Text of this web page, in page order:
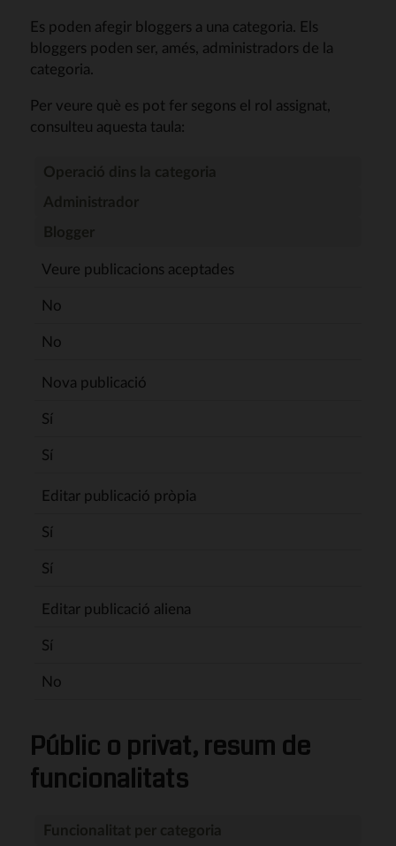
Es poden afegir bloggers a una categoria. Els
bloggers poden ser, amés, administradors de la
categoria.
Per veure què es pot fer segons el rol assignat,
consulteu aquesta taula:
Operació dins la categoria
Administrador
Blogger
Veure publicacions aceptades
No
No
Nova publicació
Sí
Sí
Editar publicació pròpia
Sí
Sí
Editar publicació aliena
Sí
No
Públic o privat, resum de
funcionalitats
Funcionalitat per categoria